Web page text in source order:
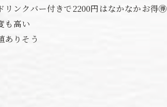
リンクバー付きで2200円はなかなかお得🉐
も高い
ありそう